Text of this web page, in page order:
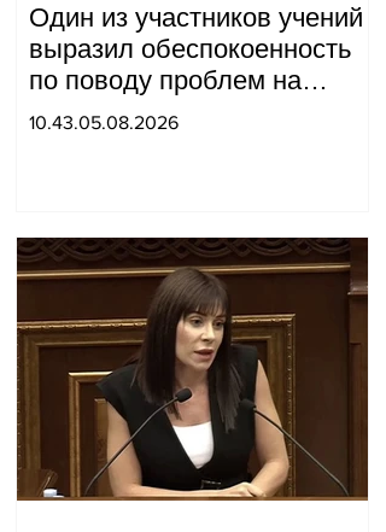
Один из участников учений
выразил обеспокоенность
по поводу проблем на
одном из постов в Сюнике.
10.43.05.08.2026